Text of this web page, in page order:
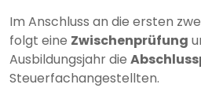
Im Anschluss an die ersten
folgt eine Zwischenprüfung
Ausbildungsjahr die
Steuerfachangestellten.